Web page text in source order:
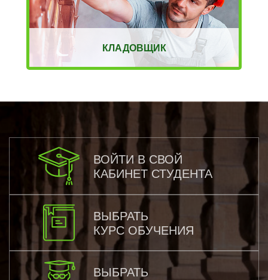
КЛАДОВЩИК
ВОЙТИ В СВОЙ
КАБИНЕТ СТУДЕНТА
ВЫБРАТЬ
КУРС ОБУЧЕНИЯ
ВЫБРАТЬ